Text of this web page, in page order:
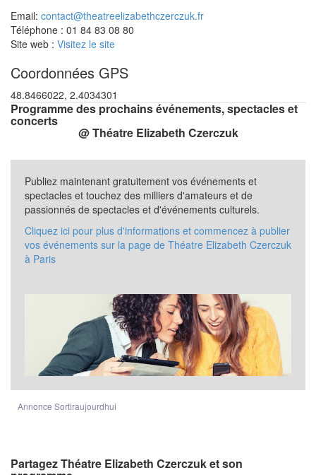
Email: contact@theatreelizabethczerczuk.fr
Téléphone : 01 84 83 08 80
Site web : Visitez le site
Coordonnées GPS
48.8466022, 2.4034301
Programme des prochains événements, spectacles et
concerts
@ Théatre Elizabeth Czerczuk
Publiez maintenant gratuitement vos événements et
spectacles et touchez des milliers d'amateurs et de
passionnés de spectacles et d'événements culturels.
Cliquez ici pour plus d'informations et commencez à publier
vos événements sur la page de Théatre Elizabeth Czerczuk
à Paris
Annonce Sortiraujourdhui
Partagez Théatre Elizabeth Czerczuk et son